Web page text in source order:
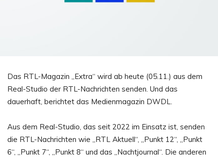
Das RTL-Magazin „Extra“ wird ab heute (05.11.) aus dem
Real-Studio der RTL-Nachrichten senden. Und das
dauerhaft, berichtet das Medienmagazin DWDL.
Aus dem Real-Studio, das seit 2022 im Einsatz ist, senden
die RTL-Nachrichten wie „RTL Aktuell“, „Punkt 12“, „Punkt
6“, „Punkt 7“, „Punkt 8“ und das „Nachtjournal“. Die anderen